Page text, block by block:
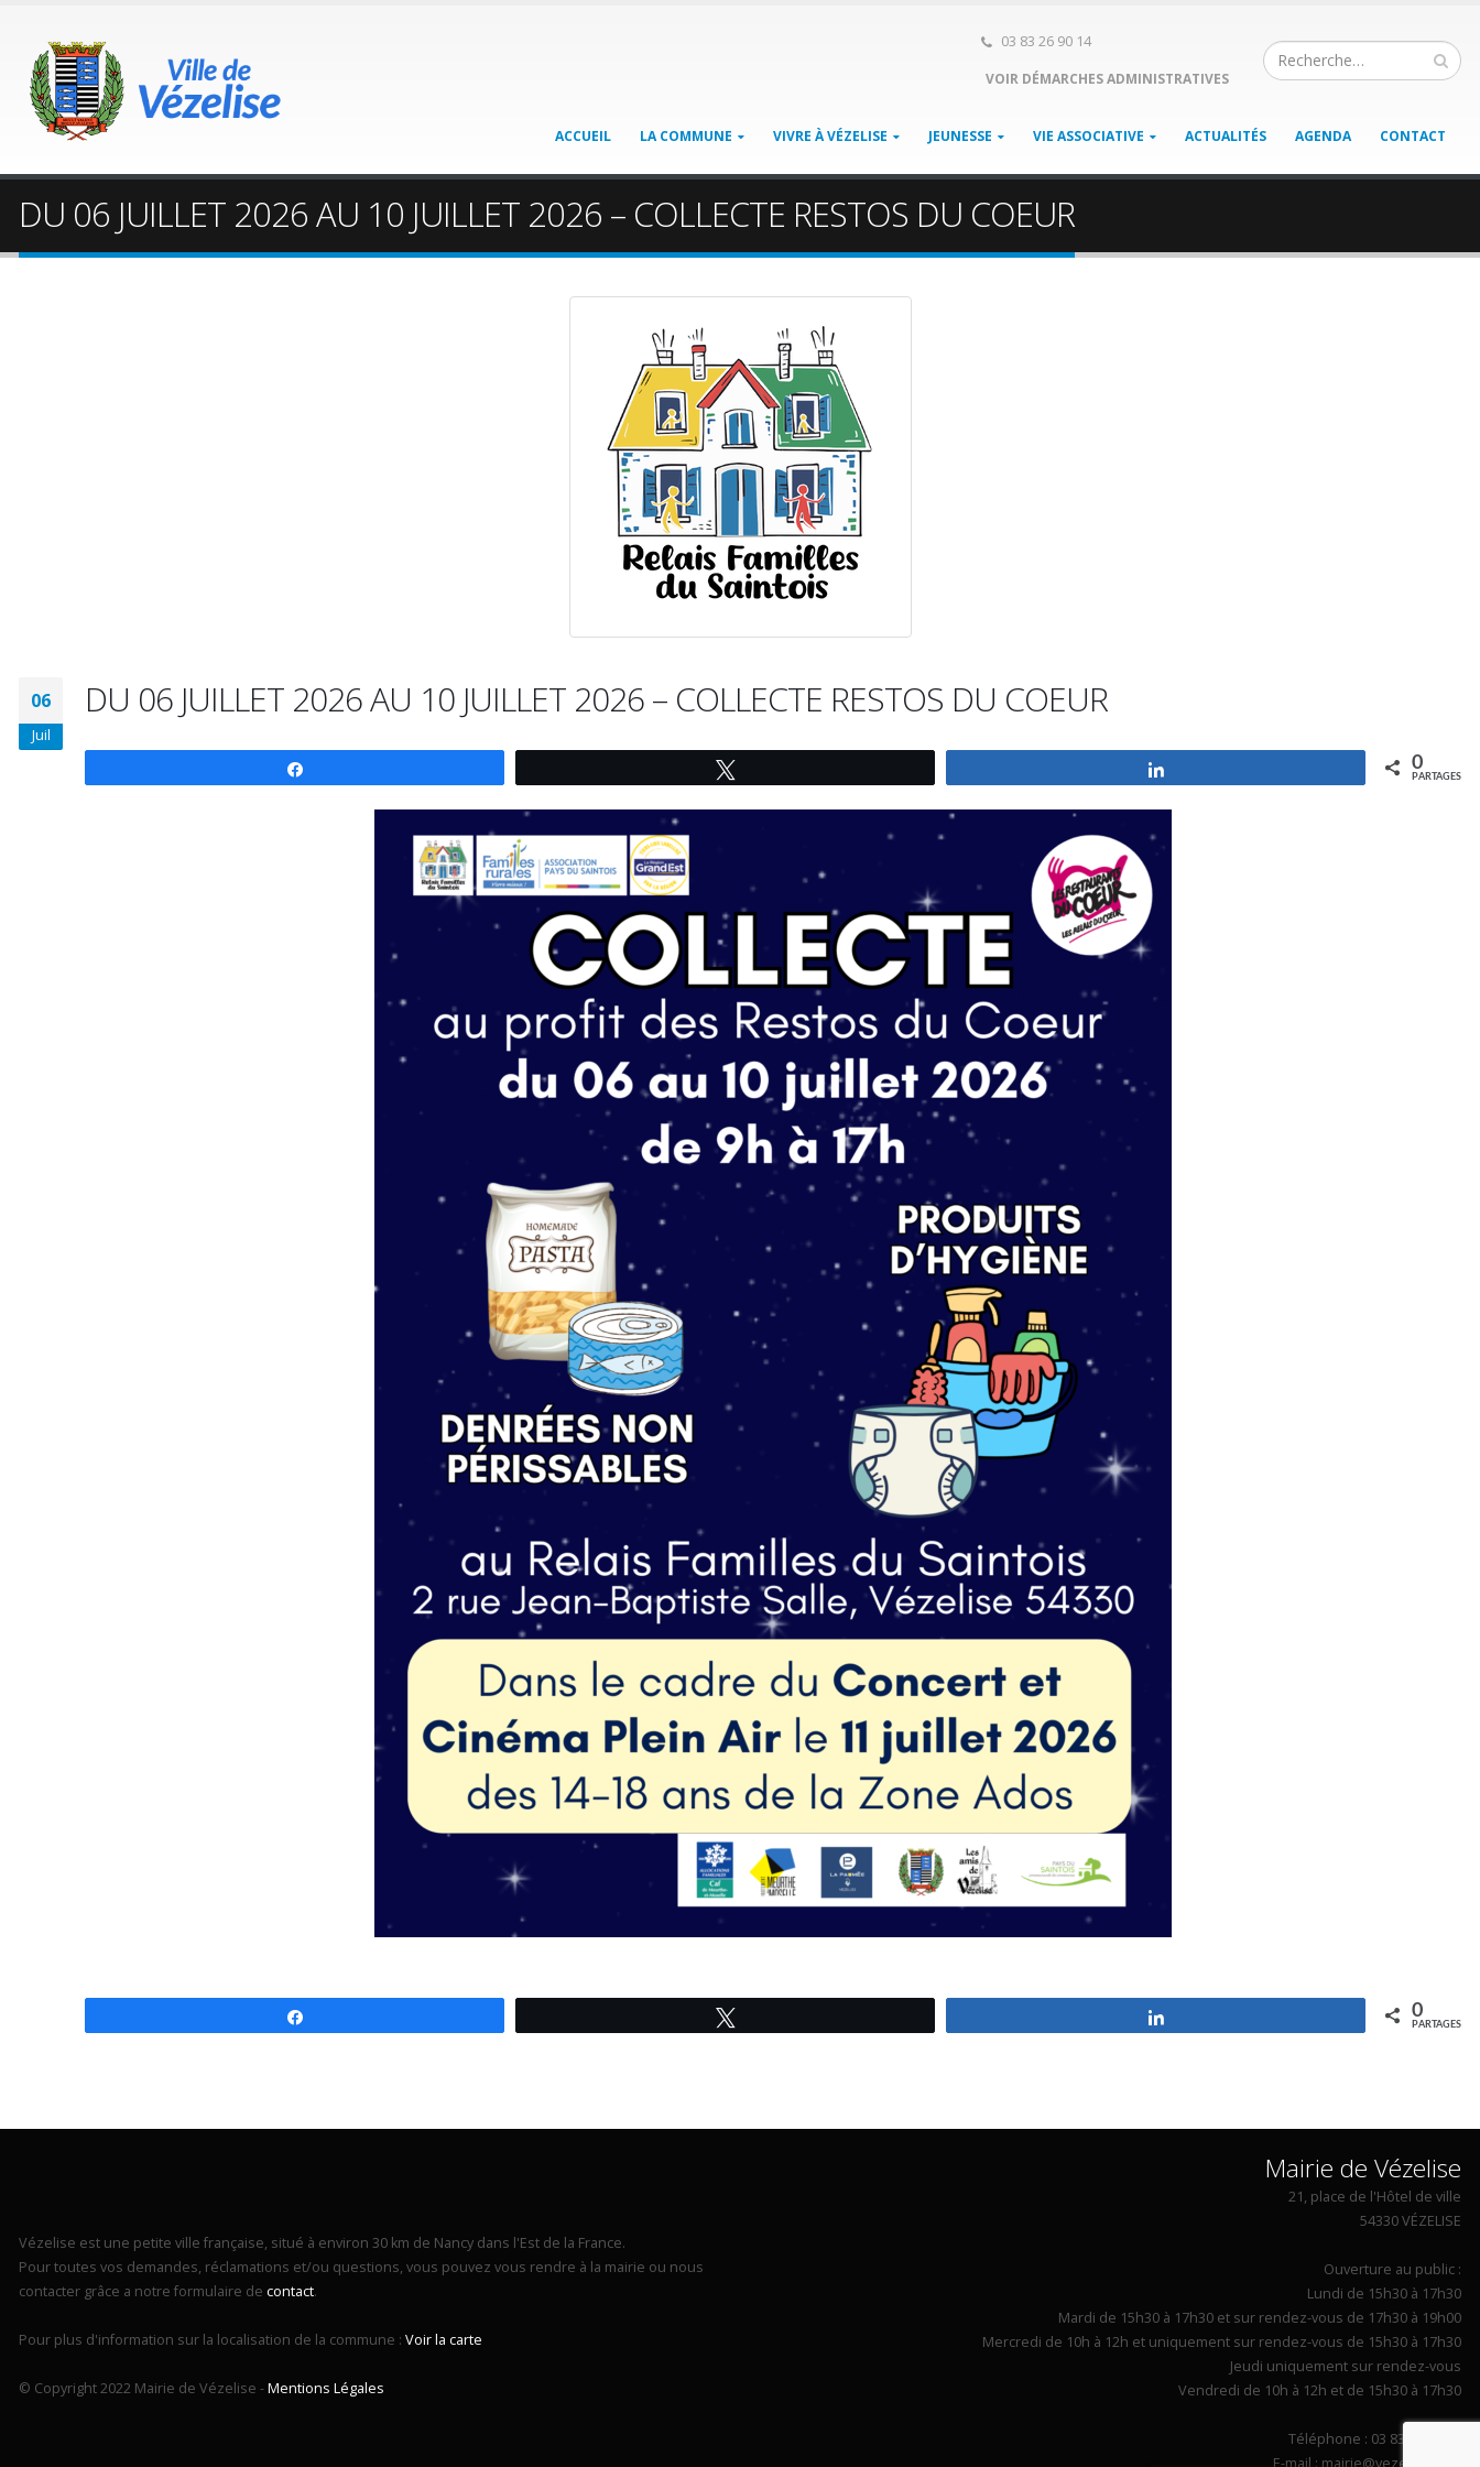
03 83 26 90 14
VOIR DÉMARCHES ADMINISTRATIVES
ACCUEIL LA COMMUNE VIVRE À VÉZELISE JEUNESSE VIE ASSOCIATIVE ACTUALITÉS AGENDA CONTACT
DU 06 JUILLET 2026 AU 10 JUILLET 2026 – COLLECTE RESTOS DU COEUR
06
Juil
DU 06 JUILLET 2026 AU 10 JUILLET 2026 – COLLECTE RESTOS DU COEUR
0
PARTAGES
0
PARTAGES
Vézelise est une petite ville française, situé à environ 30 km de Nancy dans l'Est de la France.
Pour toutes vos demandes, réclamations et/ou questions, vous pouvez vous rendre à la mairie ou nous
contacter grâce a notre formulaire de contact.
Pour plus d'information sur la localisation de la commune : Voir la carte
© Copyright 2022 Mairie de Vézelise -Mentions Légales
Mairie de Vézelise
21, place de l'Hôtel de ville
54330 VÉZELISE
Ouverture au public :
Lundi de 15h30 à 17h30
Mardi de 15h30 à 17h30 et sur rendez-vous de 17h30 à 19h00
Mercredi de 10h à 12h et uniquement sur rendez-vous de 15h30 à 17h30
Jeudi uniquement sur rendez-vous
Vendredi de 10h à 12h et de 15h30 à 17h30
Téléphone : 03 83 26 90 14
E-mail : mairie@vezelise.com